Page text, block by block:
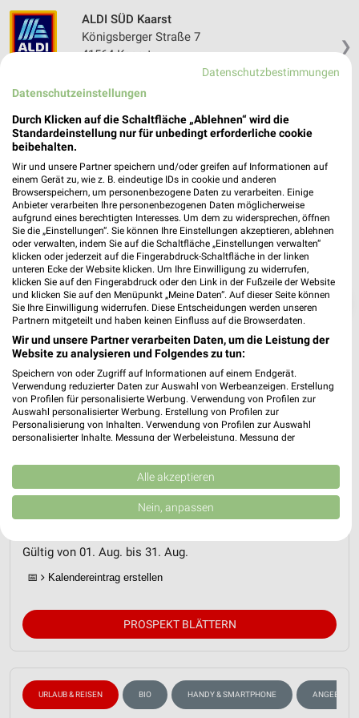
❯
ALDI SÜD Kaarst
Königsberger Straße 7
41564 Kaarst
Heute 08:00 - 21:00 Uhr | Geöffnet
❯
ALDI SÜD Prospekt für Kaarst ab Sa. den
Gültig von 01. Aug. bis 31. Aug.
📅 Kalendereintrag erstellen
PROSPEKT BLÄTTERN
URLAUB & REISEN BIO HANDY & SMARTPHONE ANGEBOTE
Datenschutzbestimmungen
Datenschutzeinstellungen
Durch Klicken auf die Schaltfläche „Ablehnen“ wird die
Standardeinstellung nur für unbedingt erforderliche cookie
beibehalten.
Wir und unsere Partner speichern und/oder greifen auf Informationen auf
einem Gerät zu, wie z. B. eindeutige IDs in cookie und anderen
Browserspeichern, um personenbezogene Daten zu verarbeiten. Einige
Anbieter verarbeiten Ihre personenbezogenen Daten möglicherweise
aufgrund eines berechtigten Interesses. Um dem zu widersprechen, öffnen
Sie die „Einstellungen“. Sie können Ihre Einstellungen akzeptieren, ablehnen
oder verwalten, indem Sie auf die Schaltfläche „Einstellungen verwalten“
klicken oder jederzeit auf die Fingerabdruck-Schaltfläche in der linken
unteren Ecke der Website klicken. Um Ihre Einwilligung zu widerrufen,
klicken Sie auf den Fingerabdruck oder den Link in der Fußzeile der Website
und klicken Sie auf den Menüpunkt „Meine Daten“. Auf dieser Seite können
Sie Ihre Einwilligung widerrufen. Diese Entscheidungen werden unseren
Partnern mitgeteilt und haben keinen Einfluss auf die Browserdaten.
Wir und unsere Partner verarbeiten Daten, um die Leistung der
Website zu analysieren und Folgendes zu tun:
Speichern von oder Zugriff auf Informationen auf einem Endgerät.
Verwendung reduzierter Daten zur Auswahl von Werbeanzeigen. Erstellung
von Profilen für personalisierte Werbung. Verwendung von Profilen zur
Auswahl personalisierter Werbung. Erstellung von Profilen zur
Personalisierung von Inhalten. Verwendung von Profilen zur Auswahl
personalisierter Inhalte. Messung der Werbeleistung. Messung der
Kombinationen von Daten aus verschiedenen Quellen. Entwicklung und
Verbesserung der Angebote. Verwendung reduzierter Daten zur Auswahl
von Inhalten.
Daten können außerhalb der Europäischen Union weitergegeben und in die
Website/App.
Wir nutzen Ihre Daten für folgende Zwecke:
Speichern von oder Zugriff auf Informationen
Werbeanzeigen
Alle akzeptieren
Nein, anpassen